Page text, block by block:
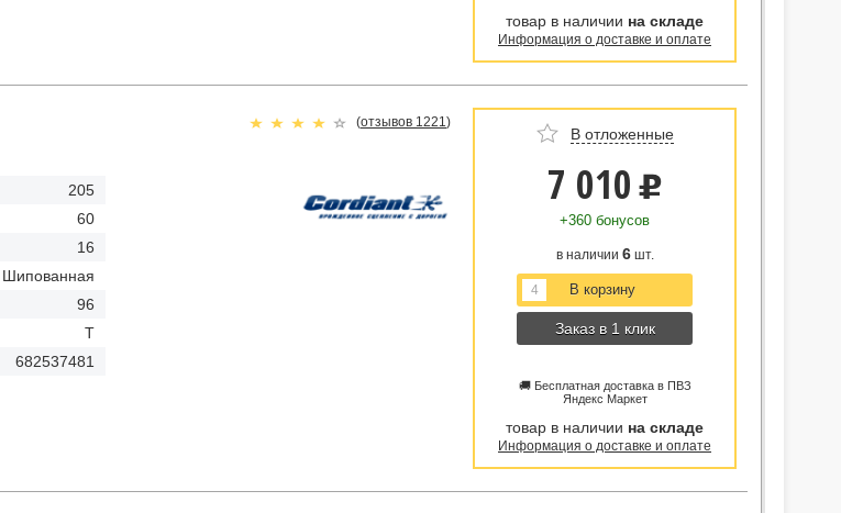
товар в наличии на складе
Информация о доставке и оплате
(отзывов 1221 )
205
60
16
Шипованная
96
T
682537481
В отложенные
7 010 u
+360 бонусов
в наличии 6шт.
Заказ в 1 клик
🚚 Бесплатная доставка в ПВЗ
Яндекс Маркет
товар в наличии на складе
Информация о доставке и оплате